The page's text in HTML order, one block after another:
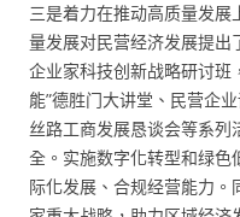
三是着力在推动高质量发
量发展对民营经济发展提出
企业家科技创新战略研讨班
能”德胜门大讲堂、民营企
丝路工商发展恳谈会等系
全。实施数字化转型和绿色
际化发展、合规经营能力